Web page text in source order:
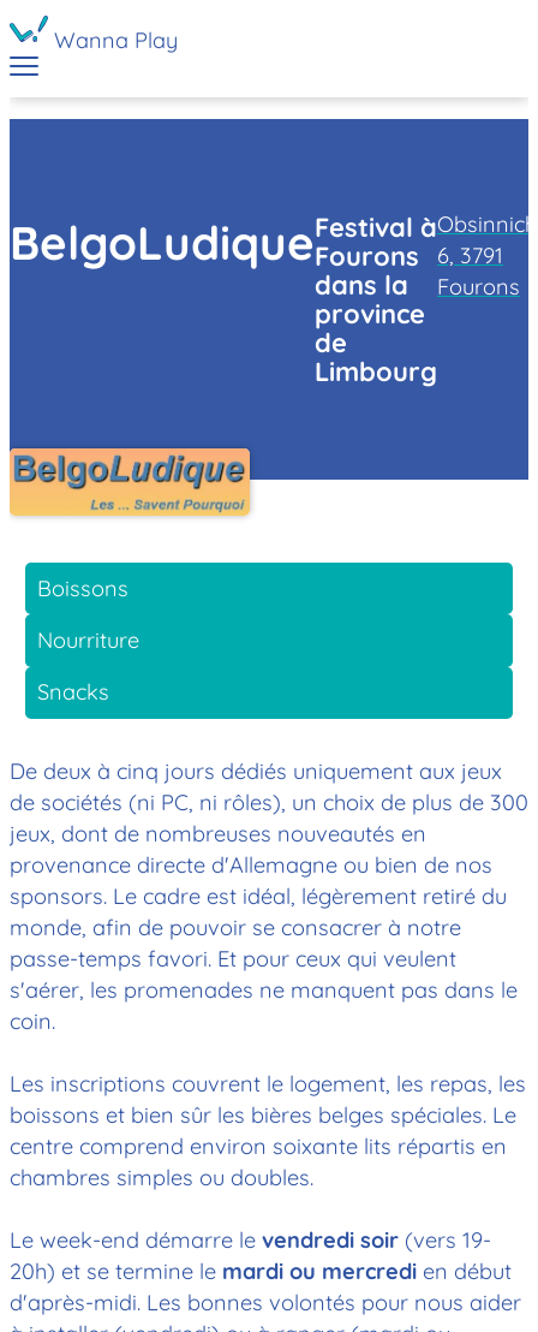
Wanna Play
BelgoLudiqueFestival à
Fourons
dans la
province
de
Limbourg
Obsinnich
6, 3791
Fourons
Boissons
Nourriture
Snacks
De deux à cinq jours dédiés uniquement aux jeux
de sociétés (ni PC, ni rôles), un choix de plus de 300
jeux, dont de nombreuses nouveautés en
provenance directe d'Allemagne ou bien de nos
sponsors. Le cadre est idéal, légèrement retiré du
monde, afin de pouvoir se consacrer à notre
passe-temps favori. Et pour ceux qui veulent
s'aérer, les promenades ne manquent pas dans le
coin.
Les inscriptions couvrent le logement, les repas, les
boissons et bien sûr les bières belges spéciales. Le
centre comprend environ soixante lits répartis en
chambres simples ou doubles.
Le week-end démarre le vendredi soir (vers 19-
20h) et se termine le mardi ou mercredi en début
d'après-midi. Les bonnes volontés pour nous aider